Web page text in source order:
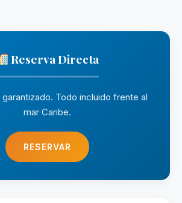
Reserva Directa
Todo incluido frente al
mar Caribe.
RESERVAR